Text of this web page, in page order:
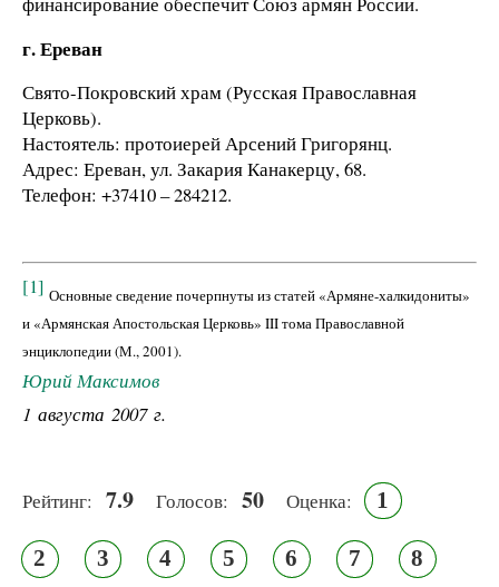
г. Ереван
Свято-Покровский храм (Русская Православная
Церковь).
Настоятель: протоиерей Арсений Григорянц.
Адрес: Ереван, ул. Закария Канакерцу, 68.
Телефон: +37410 – 284212.
[1] Основные сведение почерпнуты из статей «Армяне-халкидониты»
и «Армянская Апостольская Церковь» III тома Православной
энциклопедии (М., 2001).
Юрий Максимов
1 августа 2007 г.
Рейтинг: 7.9 Голосов: 50 Оценка: 1
2 3 4 5 6 7 8